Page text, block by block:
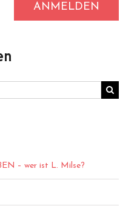
ANMELDEN
– wer ist L. Milse?